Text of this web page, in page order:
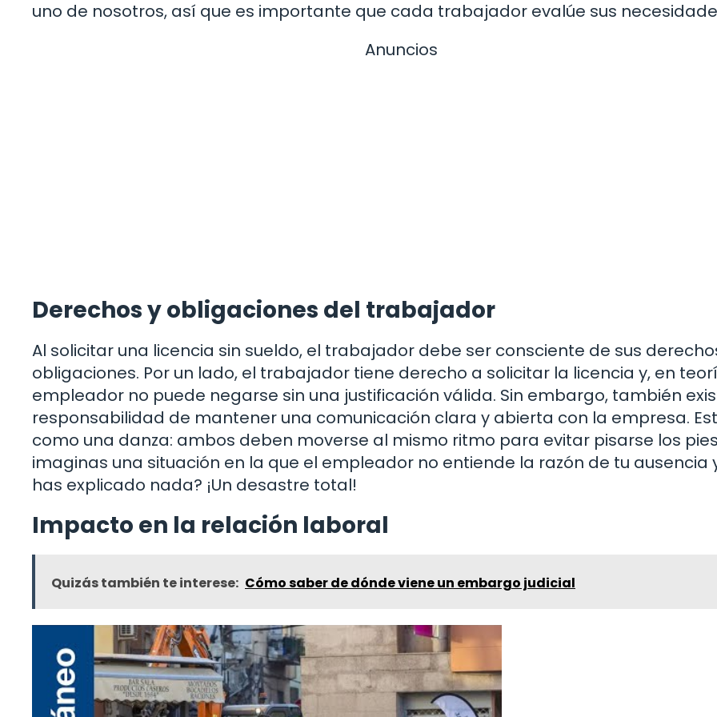
uno de nosotros, así que es importante que cada trabajador evalúe sus
Anuncios
Derechos y obligaciones del trabajador
Al solicitar una licencia sin sueldo, el trabajador debe ser consciente de sus
obligaciones. Por un lado, el trabajador tiene derecho a solicitar la licencia y, en
empleador no puede negarse sin una justificación válida. Sin embargo, también
responsabilidad de mantener una comunicación clara y abierta con la empresa.
como una danza: ambos deben moverse al mismo ritmo para evitar pisarse los
imaginas una situación en la que el empleador no entiende la razón de tu ausencia
has explicado nada? ¡Un desastre total!
Impacto en la relación laboral
Quizás también te interese: Cómo saber de dónde viene un embargo judicial